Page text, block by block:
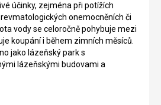
účinky, zejména při potížích
onemocněních či
vody se celoročně pohybuje mezi
koupání i během zimních měsíců.
jako lázeňský park s
lázeňskými budovami a